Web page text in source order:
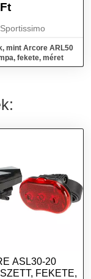
Ft
Sportissimo
mint Arcore ARL50
fekete, méret
ASL30-20
FEKETE,